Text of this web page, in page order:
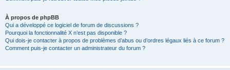
À propos de phpBB
Qui a développé ce logiciel de forum de discussions ?
Pourquoi la fonctionnalité X n’est pas disponible ?
Qui dois-je contacter à propos de problèmes d’abus ou d’ordres légaux liés à ce forum ?
Comment puis-je contacter un administrateur du forum ?